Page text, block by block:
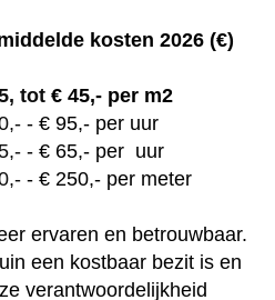
kosten 2026 (€)
tot € 45,- per m2
- € 95,- per uur
- € 65,- per uur
- € 250,- per meter
ervaren en betrouwbaar.
een kostbaar bezit is en
verantwoordelijkheid